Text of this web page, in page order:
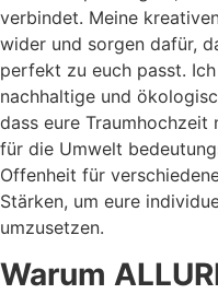
verbindet. Meine
wider und sorgen dafür,
perfekt zu euch passt.
nachhaltige und
dass eure
für die Umwelt
Offenheit für
Stärken, um eure
umzusetzen.
Warum